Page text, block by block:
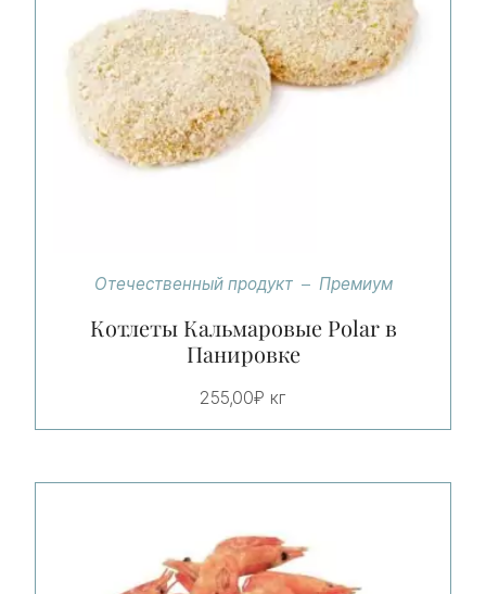
Отечественный продукт Премиум
Котлеты Кальмаровые Polar в
Панировке
255,00₽ кг